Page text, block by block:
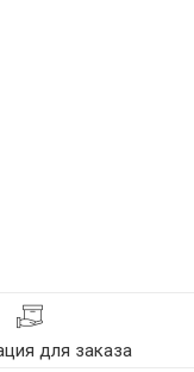
для заказа